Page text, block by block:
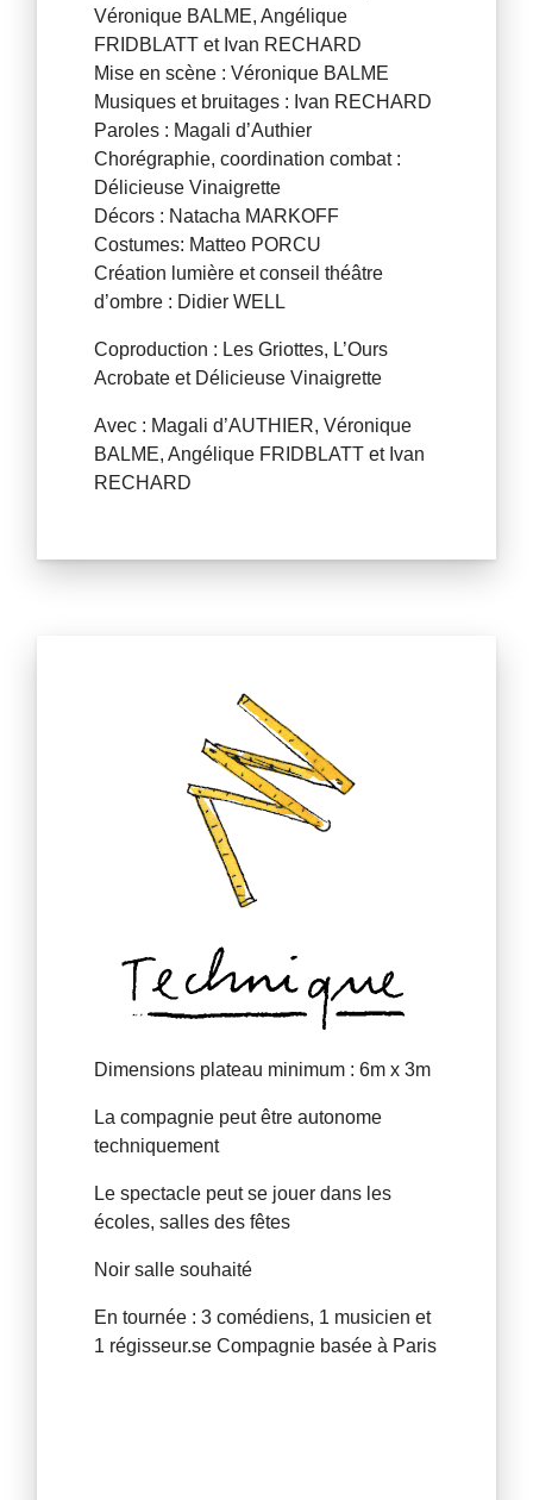
Véronique BALME, Angélique
FRIDBLATT et Ivan RECHARD
Mise en scène : Véronique BALME
Musiques et bruitages : Ivan RECHARD
Paroles : Magali d’Authier
Chorégraphie, coordination combat :
Délicieuse Vinaigrette
Décors : Natacha MARKOFF
Costumes: Matteo PORCU
Création lumière et conseil théâtre
d’ombre : Didier WELL
Coproduction : Les Griottes, L’Ours
Acrobate et Délicieuse Vinaigrette
Avec : Magali d’AUTHIER, Véronique
BALME, Angélique FRIDBLATT et Ivan
RECHARD
Dimensions plateau minimum : 6m x 3m
La compagnie peut être autonome
techniquement
Le spectacle peut se jouer dans les
écoles, salles des fêtes
Noir salle souhaité
En tournée : 3 comédiens, 1 musicien et
1 régisseur.se Compagnie basée à Paris